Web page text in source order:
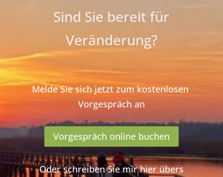
Sind Sie bereit für
Veränderung?
Melde Sie sich jetzt zum kostenlosen
Vorgespräch an
Vorgespräch online buchen
Oder schreiben Sie mir hier übers